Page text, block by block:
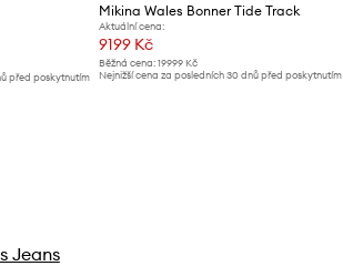
před poskytnutím
Mikina Wales Bonner Tide Track
Aktuální cena:
9199 Kč
Běžná cena:19999 Kč
Nejnižší cena za posledních 30 dnů před poskytnutím
Jeans